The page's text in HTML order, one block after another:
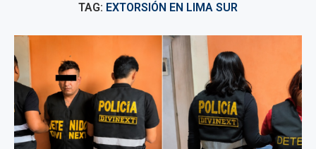
TAG: EXTORSIÓN EN LIMA SUR